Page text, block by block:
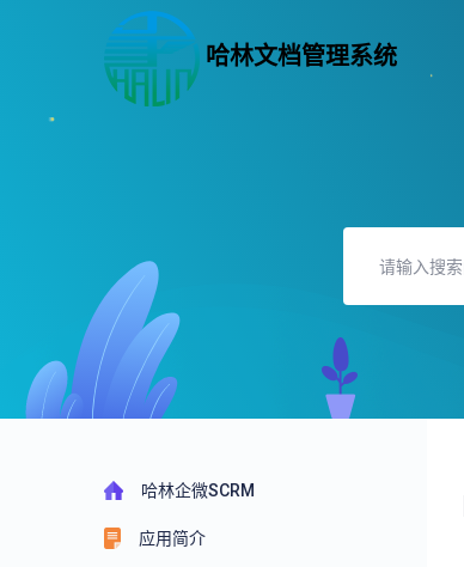
哈林文档管理系统
哈林企微SCRM
应用简介